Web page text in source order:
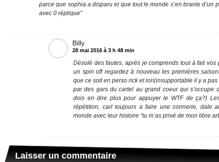
parce que sophia a disparu et que tout le monde s’en branle d’un
avec 0 réplique”
Billy
28 mai 2016 à 3 h 48 min
Désolé des fautes, après je comprends tout à fait vos
un spin off regardez à nouveau les premières
que ce soit en perso rick et lori(insupportable il y a pas
par des gars du cartel au grand coeur qui s’occupe
dois en dire plus pour appuyer le WTF de ça?)
répétition, carl toujours a faire une connerie, dale
monde avec leur histoire “tu m’as privé de mon libre
Laisser un commentaire